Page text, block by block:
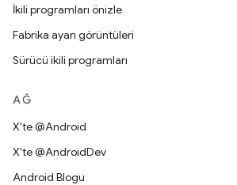
İkili programları önizle
Fabrika ayarı görüntüleri
Sürücü ikili programları
AĞ
X'te @Android
X'te @AndroidDev
Android Blogu